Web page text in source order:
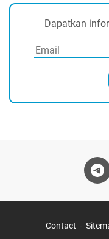
Dapatkan
Contact